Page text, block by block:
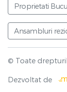
Proprietati
Ansambluri
© Toate
Dezvoltat de